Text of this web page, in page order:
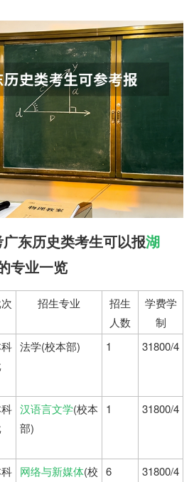
东历史类考生可以报湖
专业一览
招生专业
招生
人数
学费学
制
法学(校本部) 1 31800/4
汉语言文学(校本
部)
1 31800/4
网络与新媒体(校 6 31800/4